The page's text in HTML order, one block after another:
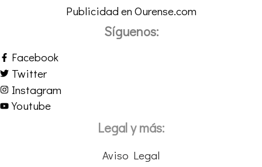
Publicidad en Ourense.com
Síguenos:
Facebook
Twitter
Instagram
Youtube
Legal y más:
Aviso Legal